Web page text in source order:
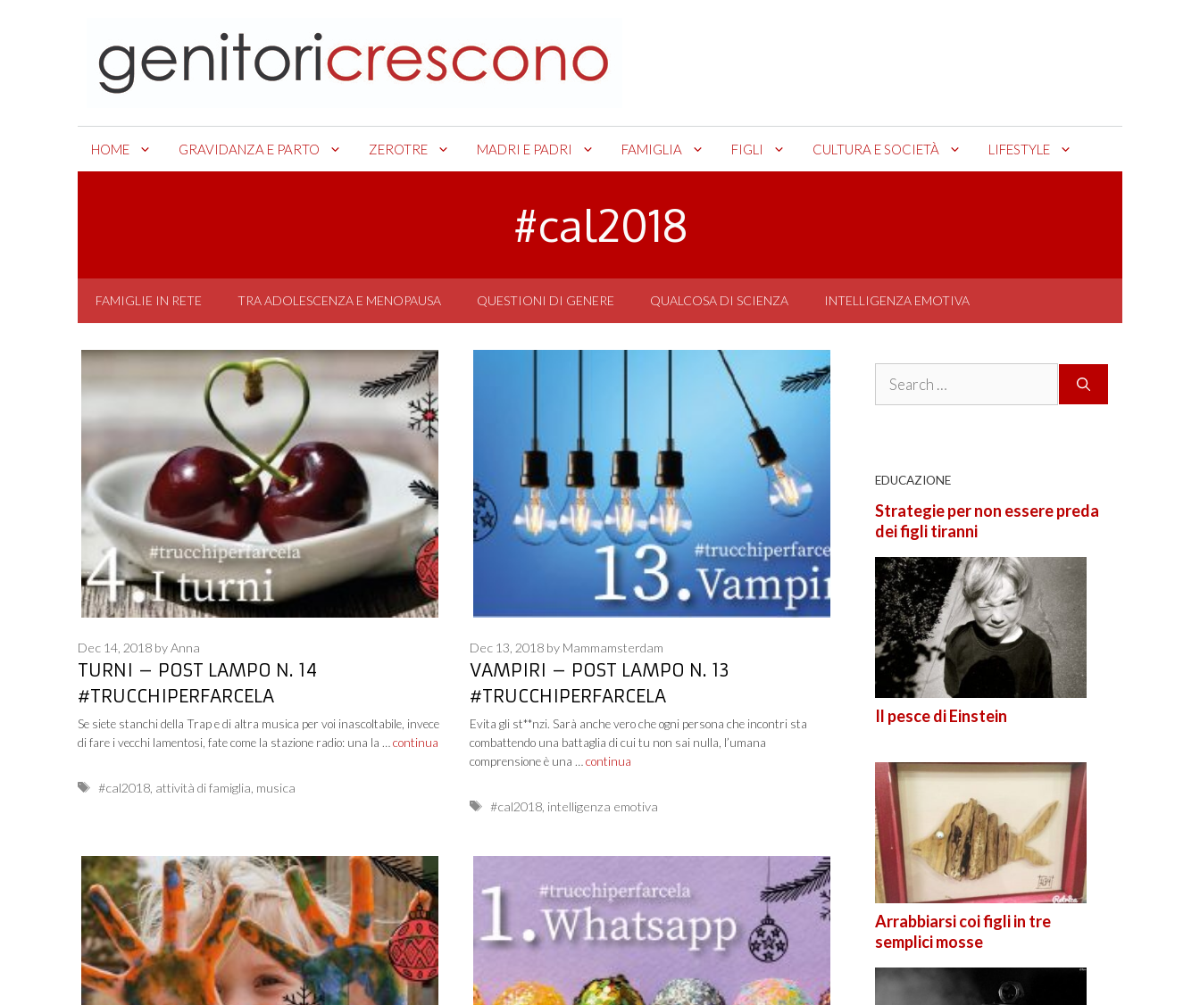
HOME GRAVIDANZA E PARTO ZEROTRE MADRI E PADRI FAMIGLIA FIGLI CULTURA E SOCIETÀ LIFESTYLE
#cal2018
FAMIGLIE IN RETE TRA ADOLESCENZA E MENOPAUSA QUESTIONI DI GENERE QUALCOSA DI SCIENZA INTELLIGENZA EMOTIVA
TURNI – POST LAMPO N. 14
#TRUCCHIPERFARCELA
Dec 14, 2018 byAnna
Se siete stanchi della Trap e di altra musica per voi inascoltabile, invece
di fare i vecchi lamentosi, fate come la stazione radio: una la … continua
Tags
#cal2018 attività di famiglia musica
VAMPIRI – POST LAMPO N. 13
#TRUCCHIPERFARCELA
Dec 13, 2018 by Mammamsterdam
Evita gli st**nzi. Sarà anche vero che ogni persona che incontri sta
combattendo una battaglia di cui tu non sai nulla, l’umana
comprensione è una … continua
Tags
#cal2018, intelligenza emotiva
Search
EDUCAZIONE
Strategie per non essere preda
dei figli tiranni
Il pesce di Einstein
Arrabbiarsi coi figli in tre
semplici mosse